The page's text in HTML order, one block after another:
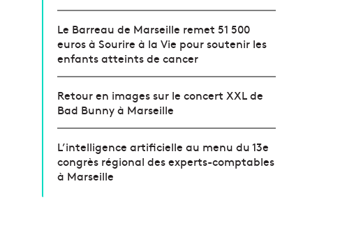
Le Barreau de Marseille remet 51 500
euros à Sourire à la Vie pour soutenir les
enfants atteints de cancer
Retour en images sur le concert XXL de
Bad Bunny à Marseille
L’intelligence artificielle au menu du 13e
congrès régional des experts-comptables
à Marseille